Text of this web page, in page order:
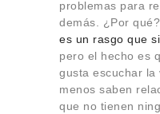
problemas para
demás. ¿Por qué?
es un rasgo que
pero el hecho es
gusta escuchar la
menos saben
que no tienen